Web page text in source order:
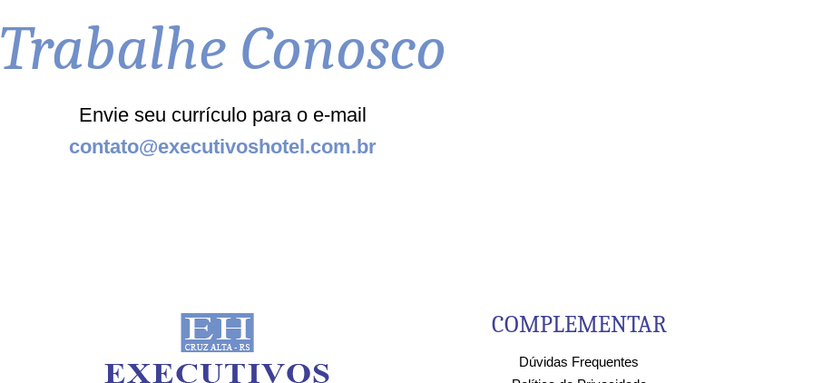
Trabalhe Conosco
Envie seu currículo para o e-mail
contato@executivoshotel.com.br
COMPLEMENTAR
Dúvidas Frequentes